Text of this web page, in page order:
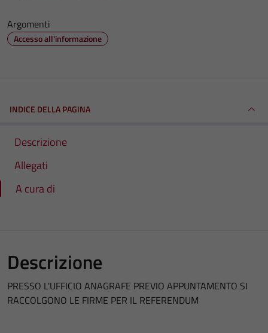
Argomenti
Accesso all'informazione
INDICE DELLA PAGINA
Descrizione
Allegati
A cura di
Descrizione
PRESSO L'UFFICIO ANAGRAFE PREVIO APPUNTAMENTO SI
RACCOLGONO LE FIRME PER IL REFERENDUM